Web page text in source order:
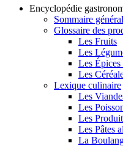
Encyclopédie
Sommaire général
Glossaire des
Les Fruits
Les
Les
Les
Lexique culinaire
Les
Les
Les
Les Pâtes
La